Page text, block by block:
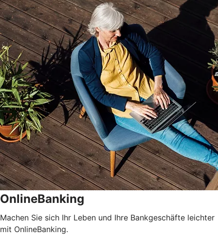
OnlineBanking
Machen Sie sich Ihr Leben und Ihre Bankgeschäfte leichter
mit OnlineBanking.